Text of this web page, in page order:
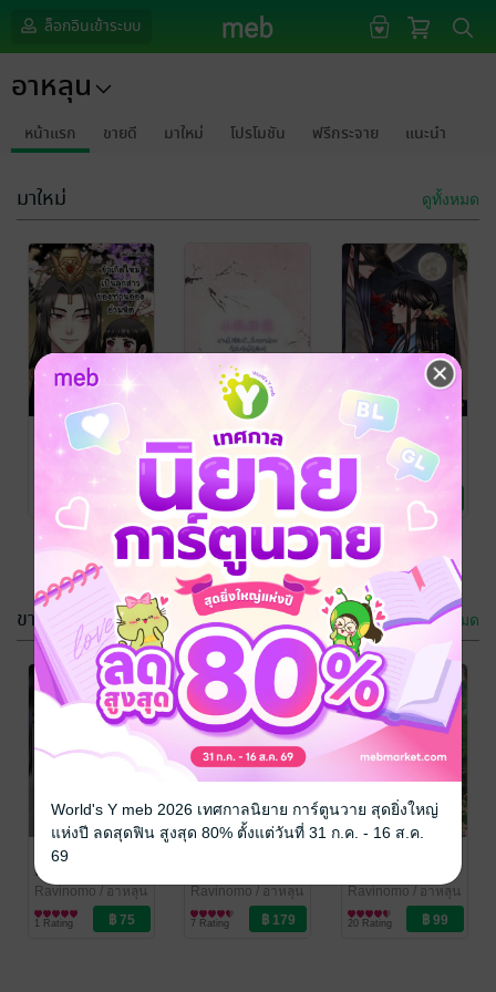
ล็อกอินเข้าระบบ
อาหลุน
หน้าแรก ขายดี มาใหม่ โปรโมชัน ฟรีกระจาย แนะนำ
มาใหม่ ดูทั้งหมด
ข้าเกิดใหม่เป็น
ลูกสาวของท่าน
อ๋องอำมหิต
ภาค2 [เล่มจบ]
Ravinomo
/ อาหลุน
นิยายรักจีนโบราณ
7 Rating
ผ่านไปสี่สิบปี…
จิ้งจอกน้อยก็เริ่ม
คิดได้เสียที
IVAR/ อาหลุน
นิยายรักจีนโบราณ
No Rating
ฮ่องเต้แห่ง
ตัณหาและข้าผู้
Ravinomo
/ อาหลุน
นิยายรักจีนโบราณ
1 Rating
สามีข้าใยท่าน
Ravinomo
/ อาหลุน
นิยายรักจีนโบราณ
7 Rating
ข้าเกิดใหม่เป็น
ลูกสาวของท่าน
อ๋องอำมหิต
ภาค1
Ravinomo/ อาหลุน
นิยายรักจีนโบราณ
12 Rating
ขายดี ดูทั้งหมด
ฮ่องเต้แห่ง
ตัณหาและข้าผู้
อาภัพ
Ravinomo / อาหลุน
นิยายรักจีนโบราณ
1 Rating
Ravinomo / อาหลุน
นิยายรักจีนโบราณ
7 Rating
เล่ม1
Ravinomo / อาหลุน
นิยายรักจีนโบราณ
20 Rating
World's Y meb 2026 เทศกาลนิยาย การ์ตูนวาย สุดยิ่งใหญ่
แห่งปี ลดสุดฟิน สูงสุด 80% ตั้งแต่วันที่ 31 ก.ค. - 16 ส.ค.
69